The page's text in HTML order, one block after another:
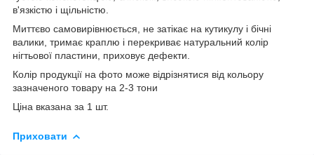
в'язкістю і щільністю.
Миттєво самовирівнюється, не затікає на кутикулу і бічні
валики, тримає краплю і перекриває натуральний колір
нігтьової пластини, приховує дефекти.
Колір продукції на фото може відрізнятися від кольору
зазначеного товару на 2-3 тони
Ціна вказана за 1 шт.
Приховати